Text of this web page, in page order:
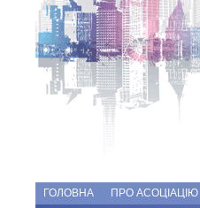
ГОЛОВНА ПРО АСОЦІАЦІЮ